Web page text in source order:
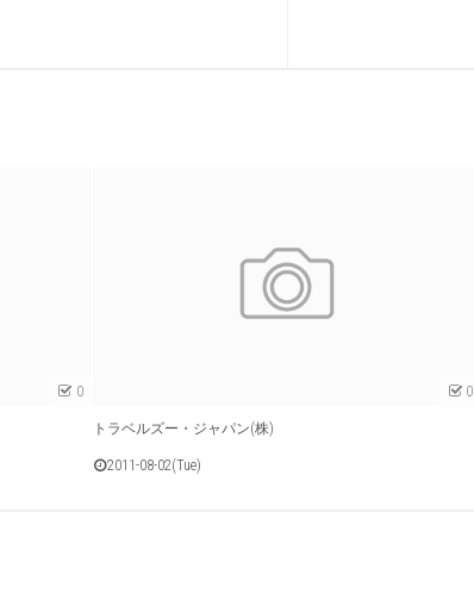
0 0
トラベルズー・ジャパン(株)
2011-08-02(Tue)